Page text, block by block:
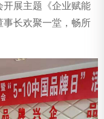
展主题《企业赋能
事长欢聚一堂，畅所